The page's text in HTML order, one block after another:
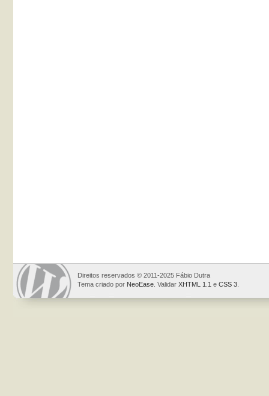
Direitos reservados © 2011-2025 Fábio Dutra
Tema criado por NeoEase . Validar XHTML 1.1 e CSS 3